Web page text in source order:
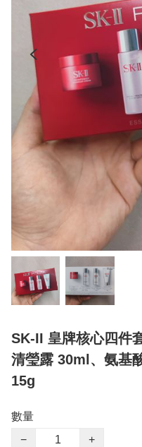
SK-II 皇牌核心四件
清瑩露 30ml、氨基
15g
數量
−
+